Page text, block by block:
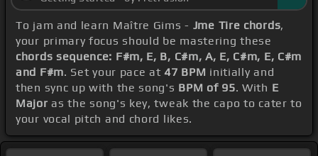
To jam and learn Maître Gims - Jme Tire chords,
your primary focus should be mastering these
chords sequence: F#m, E, B, C#m, A, E, C#m, E, C#m
and F#m. Set your pace at47 BPM initially and
then sync up with the song's BPM of 95. With E
Major as the song's key, tweak the capo to cater to
your vocal pitch and chord likes.